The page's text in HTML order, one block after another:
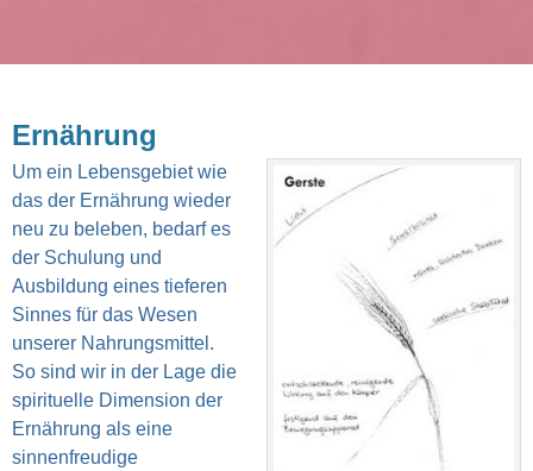
Ernährung
Um ein Lebensgebiet wie
das der Ernährung wieder
neu zu beleben, bedarf es
der Schulung und
Ausbildung eines tieferen
Sinnes für das Wesen
unserer Nahrungsmittel.
So sind wir in der Lage die
spirituelle Dimension der
Ernährung als eine
sinnenfreudige